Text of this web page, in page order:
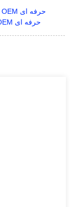
پودر شوینده لباسشویی عمده فروشی کارخانه OEM حرفه ای
پودر شوینده لباسشویی عمده فروشی کارخانه OEM حرفه ای